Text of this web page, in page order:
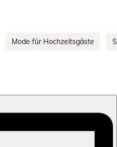
Mode für Hochzeitsgäste